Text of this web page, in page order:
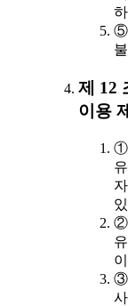
⑤
제 12
이용
①
②
③